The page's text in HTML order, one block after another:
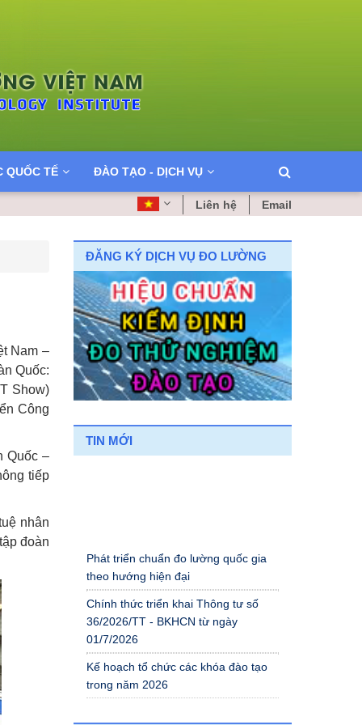
QUỐC TẾ ĐÀO TẠO - DỊCH VỤ
Liên hệ Email
Nam –
Quốc:
Show)
Công
Quốc –
tiếp
nhân
đoàn
ĐĂNG KÝ DỊCH VỤ ĐO LƯỜNG
TIN MỚI
Phát triển chuẩn đo lường quốc gia
theo hướng hiện đại
Chính thức triển khai Thông tư số
36/2026/TT - BKHCN từ ngày
01/7/2026
Kế hoạch tổ chức các khóa đào tạo